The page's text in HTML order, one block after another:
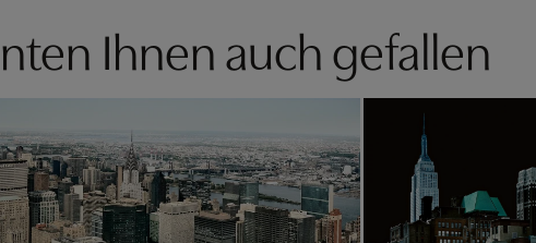
Ihnen auch gefallen